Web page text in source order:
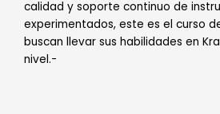
calidad y soporte continuo de
experimentados, este es el curso
buscan llevar sus habilidades en
nivel.-